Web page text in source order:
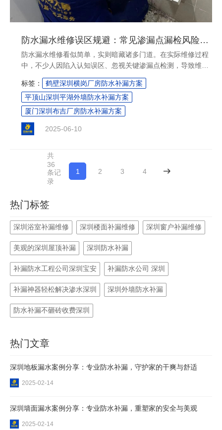
防水漏水维修误区规避：常见渗漏点漏检风险与科学施工方案
防水漏水维修看似简单，实则暗藏诸多门道。在实际维修过程
中，不少人因陷入认知误区、忽视关键渗漏点检测，导致维修
效果不佳，漏水问题反复发作。本文将深入剖析防水漏水维修
中的常见误区，揭示漏检风险，并提供科学的施工方案，助你
高效解决防水漏水难题。....
标签：
鹤壁深圳横岗厂房防水补漏方案
平顶山深圳平湖外墙防水补漏方案
厦门深圳布吉厂房防水补漏方案
2025-06-10
共
36
条记
录
1 2 3 4 下一页
热门标签
深圳浴室补漏维修 深圳楼面补漏维修 深圳窗户补漏维修
美观的深圳屋顶补漏 深圳防水补漏
补漏防水工程公司深圳宝安 补漏防水公司 深圳
补漏神器轻松解决渗水深圳 深圳外墙防水补漏
防水补漏不砸砖收费深圳
热门文章
深圳地板漏水案例分享：专业防水补漏，守护家的干爽与舒适
2025-02-14
深圳墙面漏水案例分享：专业防水补漏，重塑家的安全与美观
2025-02-14